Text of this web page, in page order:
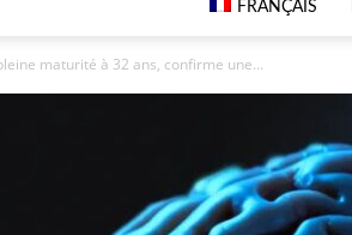
FRANÇAIS
maturité à 32 ans, confirme une...